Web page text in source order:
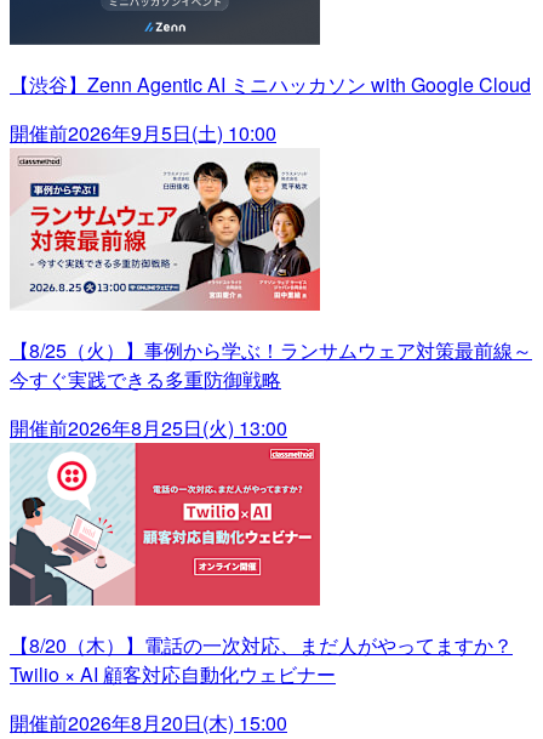
【渋谷】Zenn Agentic AI ミニハッカソン with Google Cloud
開催前2026年9月5日(土) 10:00
【8/25（火）】事例から学ぶ！ランサムウェア対策最前線～
今すぐ実践できる多重防御戦略
開催前2026年8月25日(火) 13:00
【8/20（木）】電話の一次対応、まだ人がやってますか？
Twilio × AI 顧客対応自動化ウェビナー
開催前2026年8月20日(木) 15:00